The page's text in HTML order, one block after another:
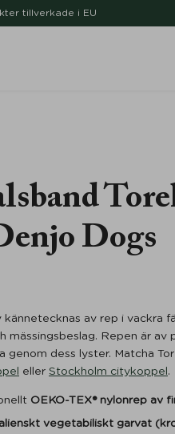
tillverkade i EU
Dogs
kännetecknas av rep i vackra
mässingsbeslag. Repen är av
genom dess lyster. Matcha
eller Stockholm citykoppel .
OEKO-TEX® nylonrep av
vegetabiliskt garvat